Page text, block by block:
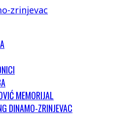
MEMORIJAL
DINAMO-ZRINJEVAC